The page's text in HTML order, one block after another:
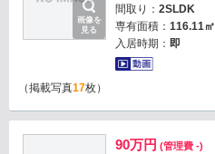
画像を
見る
間取り： 2SLDK
専有面積： 116.11㎡
入居時期： 即
（掲載写真17枚）
90万円 (管理費 -)